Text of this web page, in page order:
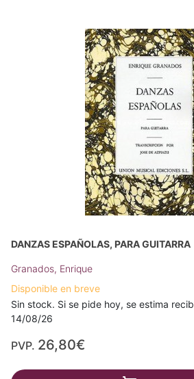
DANZAS ESPAÑOLAS, PARA GUITARRA
Granados, Enrique
Disponible en breve
Sin stock. Si se pide hoy, se estima
14/08/26
PVP. 26,80€